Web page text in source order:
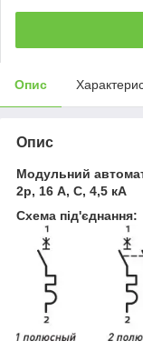
Опис
Опис
Модульний
2р, 16 А, C, 4,5 кА
Схема під'єднання: